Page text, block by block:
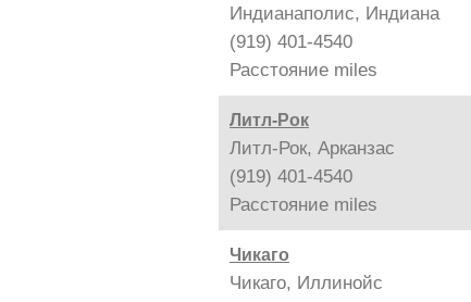
Индианаполис, Индиана
(919) 401-4540
Расстояние miles
Литл-Рок
Литл-Рок, Арканзас
(919) 401-4540
Расстояние miles
Чикаго
Чикаго, Иллинойс